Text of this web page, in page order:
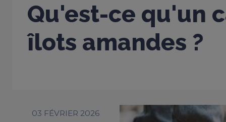
Qu'est-ce qu'un
îlots amandes ?
03 FÉVRIER 2026